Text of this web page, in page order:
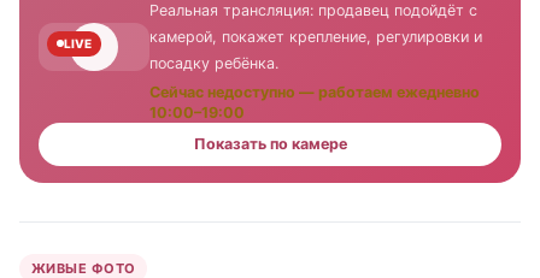
LIVE
Реальная трансляция: продавец подойдёт с
камерой, покажет крепление, регулировки и
посадку ребёнка.
Сейчас недоступно — работаем ежедневно
10:00–19:00
Показать по камере
ЖИВЫЕ ФОТО